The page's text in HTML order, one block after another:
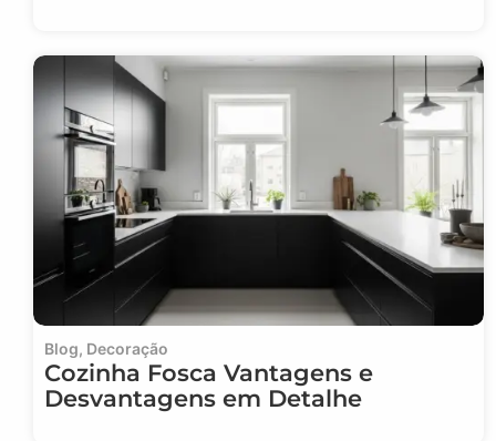
Blog, Decoração
Cozinha Fosca Vantagens e
Desvantagens em Detalhe